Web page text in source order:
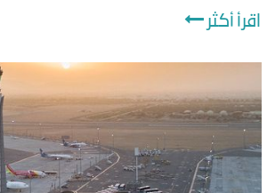
اقرأ أكثر